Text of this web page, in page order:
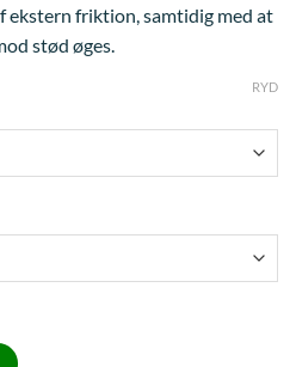
ekstern friktion, samtidig med at
stød øges.
RYD
antal